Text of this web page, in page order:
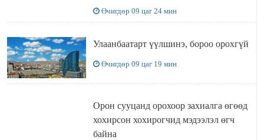
Өчигдөр 09 цаг 24 мин
Улаанбаатарт үүлшинэ, бороо орохгүй
Өчигдөр 09 цаг 19 мин
Орон сууцанд орохоор захиалга өгөөд
хохирсон хохирогчид мэдээлэл өгч
байна